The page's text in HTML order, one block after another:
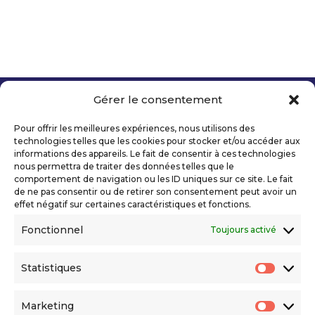
Gérer le consentement
Pour offrir les meilleures expériences, nous utilisons des
technologies telles que les cookies pour stocker et/ou accéder aux
informations des appareils. Le fait de consentir à ces technologies
nous permettra de traiter des données telles que le
comportement de navigation ou les ID uniques sur ce site. Le fait
de ne pas consentir ou de retirer son consentement peut avoir un
effet négatif sur certaines caractéristiques et fonctions.
Fonctionnel Toujours activé
Statistiques
Marketing
Mentions légales
Politique de confidentialité
Déclaration d’accessibilité numérique
Ils nous soutiennent